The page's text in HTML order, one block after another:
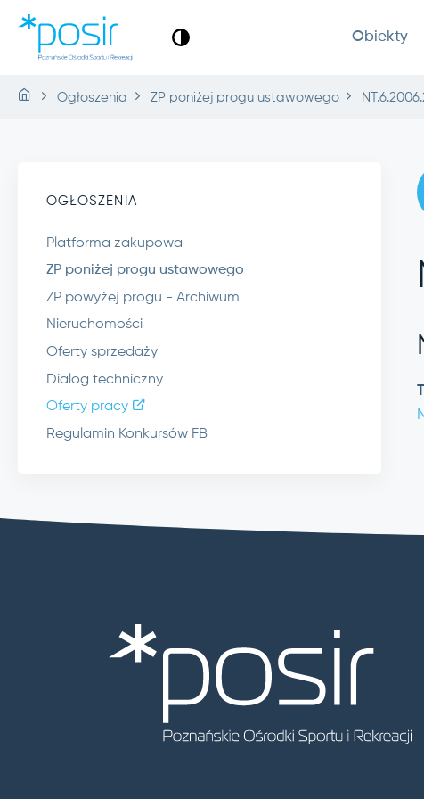
Obiekty
Ogłoszenia ZP poniżej progu ustawowego
OGŁOSZENIA
Platforma zakupowa
ZP poniżej progu ustawowego
ZP powyżej progu - Archiwum
Nieruchomości
Oferty sprzedaży
Dialog techniczny
Oferty pracy
Regulamin Konkursów FB